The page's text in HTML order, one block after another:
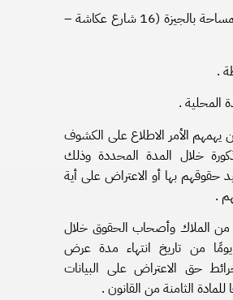
2 – مديرية المساحة بالجيزة (16 شارع عكاشة –
الأمر الاطلاع على الكشوف
خلال المدة المحددة وذلك
حقوقهم بها أو الاعتراض على أية
.
الملاك وأصحاب الحقوق خلال
من تاريخ انتهاء مدة عرض
حق الاعتراض على البيانات
للمادة الثامنة من القانون .